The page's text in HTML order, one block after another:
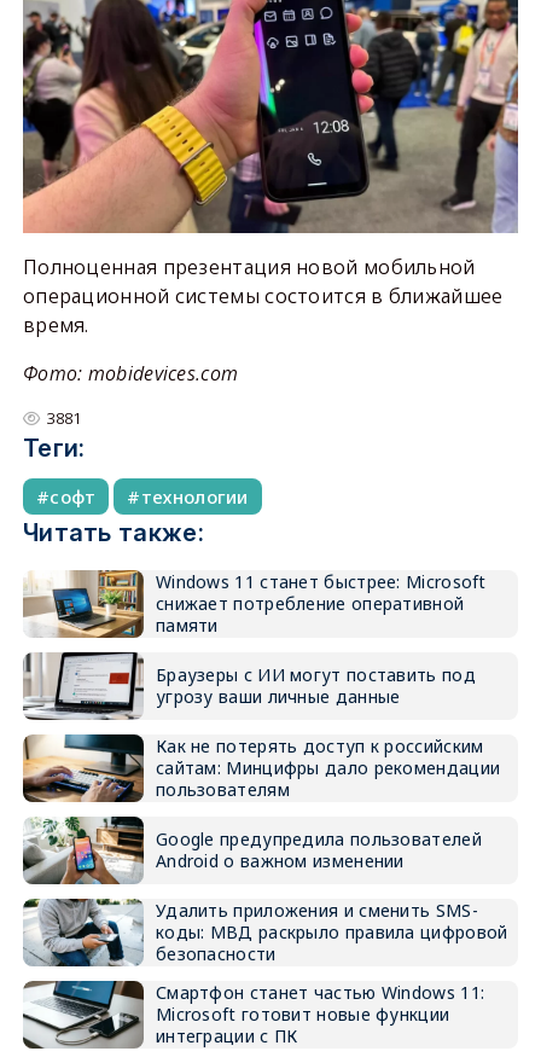
Полноценная презентация новой мобильной
операционной системы состоится в ближайшее
время.
Фото: mobidevices.com
3881
Теги:
софт технологии
Читать также:
Windows 11 станет быстрее: Microsoft
снижает потребление оперативной
памяти
Браузеры с ИИ могут поставить под
угрозу ваши личные данные
Как не потерять доступ к российским
сайтам: Минцифры дало рекомендации
пользователям
Google предупредила пользователей
Android о важном изменении
Удалить приложения и сменить SMS-
коды: МВД раскрыло правила цифровой
безопасности
Смартфон станет частью Windows 11:
Microsoft готовит новые функции
интеграции с ПК